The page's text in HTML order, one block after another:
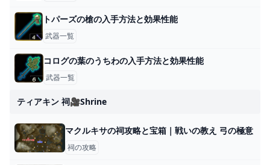
トパーズの槍の入手方法と効果性能
武器一覧
コログの葉のうちわの入手方法と効果性能
武器一覧
ティアキン 祠🎥shrine
マクルキサの祠攻略と宝箱｜戦いの教え 弓の極意
祠の攻略